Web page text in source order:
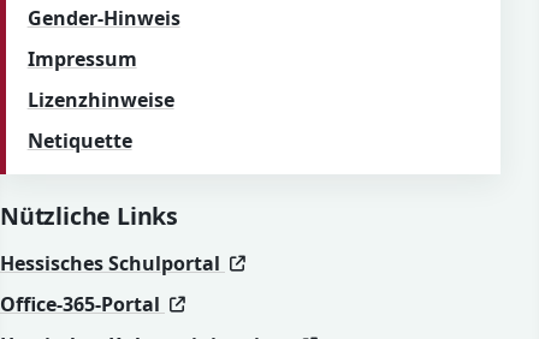
Gender-Hinweis
Impressum
Lizenzhinweise
Netiquette
Nützliche Links
Hessisches Schulportal (öffnet in neuem Fenster)
(öffnet in neuem Fenster)
Office-365-Portal
(öffnet in neuem Fenster)
(öffnet in neuem Fenster)